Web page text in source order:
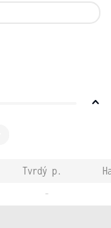
Tvrdý p.
-